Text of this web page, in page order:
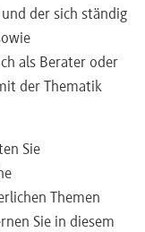
der sich ständig
als Berater oder
der Thematik
Sie
Themen
Sie in diesem